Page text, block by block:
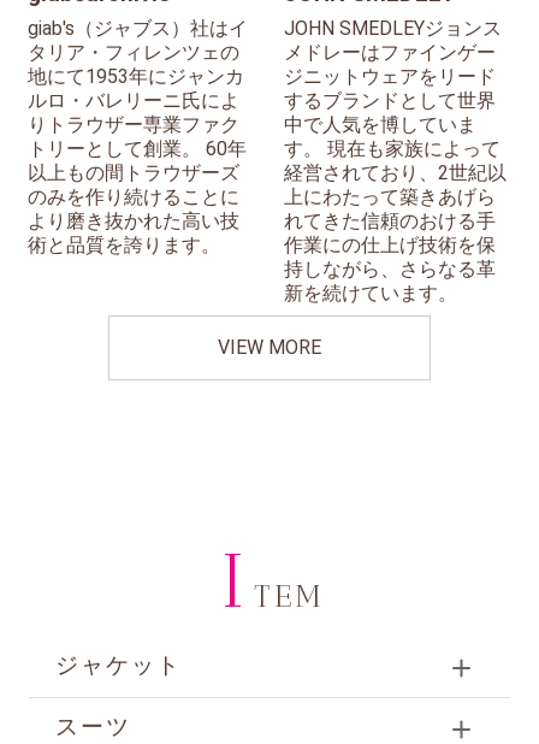
giab's（ジャブス）社はイ
タリア・フィレンツェの
地にて1953年にジャンカ
ルロ・バレリーニ氏によ
りトラウザー専業ファク
トリーとして創業。 60年
以上もの間トラウザーズ
のみを作り続けることに
より磨き抜かれた高い技
術と品質を誇ります。
JOHN SMEDLEYジョンス
メドレーはファインゲー
ジニットウェアをリード
するブランドとして世界
中で人気を博していま
す。 現在も家族によって
経営されており、2世紀以
上にわたって築きあげら
れてきた信頼のおける手
作業にの仕上げ技術を保
持しながら、さらなる革
新を続けています。
VIEW MORE
I TEM
ジャケット
スーツ